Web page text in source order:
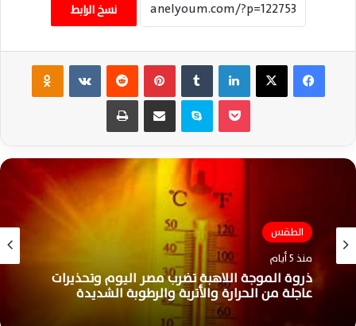
نسخ الرابط
فيسبوك ‫X لينكدإن بينتيريست ‏VKontakte
سكايب مشاركة عبر البريد طباعة
الطقس
منذ 5 أيام
ذروة الموجة اللاهبة تضرب مصر اليوم وتحذيرات
عاجلة من الحرارة والأتربة والرطوبة الشديدة
الطقس
منذ أسبوع واحد